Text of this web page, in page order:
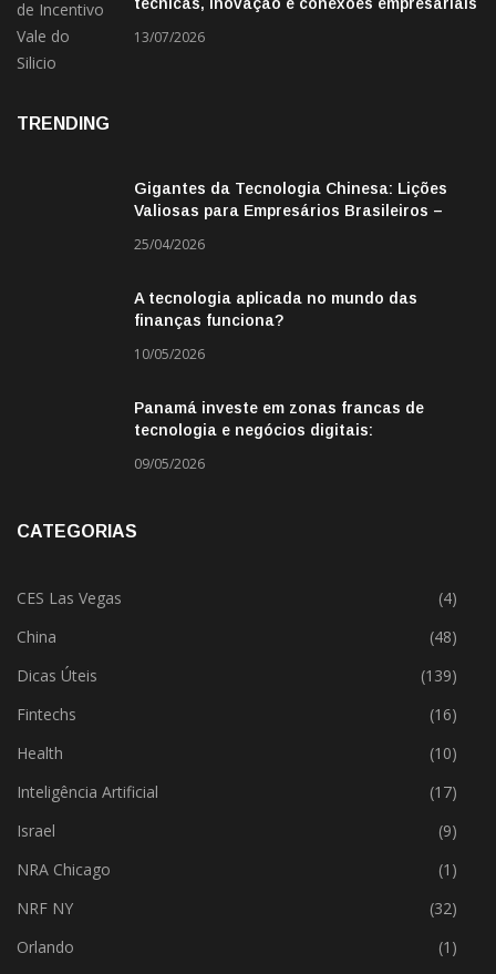
13/07/2026
TRENDING
Gigantes da Tecnologia Chinesa: Lições
Valiosas para Empresários Brasileiros –
25/04/2026
A tecnologia aplicada no mundo das
finanças funciona?
10/05/2026
Panamá investe em zonas francas de
tecnologia e negócios digitais:
09/05/2026
CATEGORIAS
CES Las Vegas
(4)
China
(48)
Dicas Úteis
(139)
Fintechs
(16)
Health
(10)
Inteligência Artificial
(17)
Israel
(9)
NRA Chicago
(1)
NRF NY
(32)
Orlando
(1)